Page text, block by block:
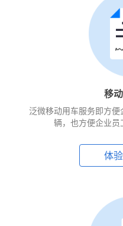
移
泛微移动用车服务即方
辆，也方便企业员
体